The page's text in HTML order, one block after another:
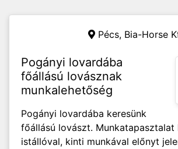
Pécs, Bia-Horse
Pogányi lovardába
főállású lovásznak
munkalehetőség
Pogányi lovardába keresünk
főállású lovászt. Munkatapasztalat
istállóval, kinti munkával előnyt